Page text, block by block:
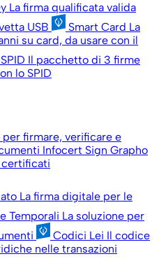
La firma qualificata valida
USB
Smart Card La
su card, da usare con il
Il pacchetto di 3 firme
lo SPID
firmare, verificare e
Infocert Sign Grapho
certificati
La firma digitale per le
Temporali La soluzione per
Codici Lei Il codice
nelle transazioni